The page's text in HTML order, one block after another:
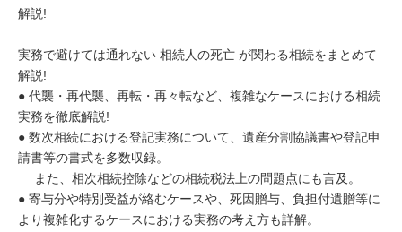
解説!
実務で避けては通れない 相続人の死亡 が関わる相続をまとめて
解説!
● 代襲・再代襲、再転・再々転など、複雑なケースにおける相続
実務を徹底解説!
● 数次相続における登記実務について、遺産分割協議書や登記申
請書等の書式を多数収録。
また、相次相続控除などの相続税法上の問題点にも言及。
● 寄与分や特別受益が絡むケースや、死因贈与、負担付遺贈等に
より複雑化するケースにおける実務の考え方も詳解。